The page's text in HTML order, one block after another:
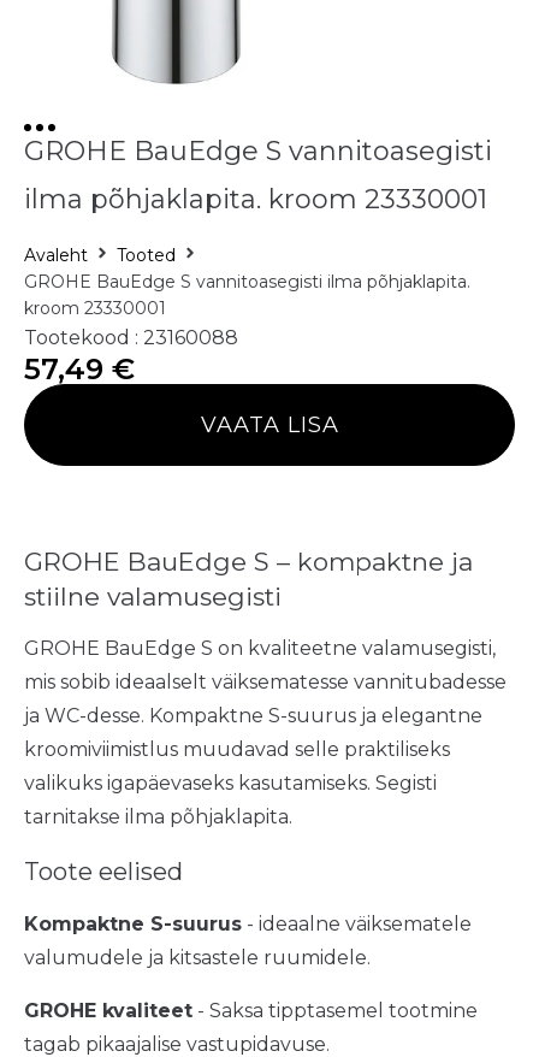
GROHE BauEdge S vannitoasegisti
ilma põhjaklapita. kroom 23330001
Avaleht
Tooted
GROHE BauEdge S vannitoasegisti ilma põhjaklapita.
kroom 23330001
Tootekood : 23160088
57,49 €
VAATA LISA
GROHE BauEdge S – kompaktne ja
stiilne valamusegisti
GROHE BauEdge S on kvaliteetne valamusegisti,
mis sobib ideaalselt väiksematesse vannitubadesse
ja WC-desse. Kompaktne S-suurus ja elegantne
kroomiviimistlus muudavad selle praktiliseks
valikuks igapäevaseks kasutamiseks. Segisti
tarnitakse ilma põhjaklapita.
Toote eelised
Kompaktne S-suurus - ideaalne väiksematele
valumudele ja kitsastele ruumidele.
GROHE kvaliteet - Saksa tipptasemel tootmine
tagab pikaajalise vastupidavuse.